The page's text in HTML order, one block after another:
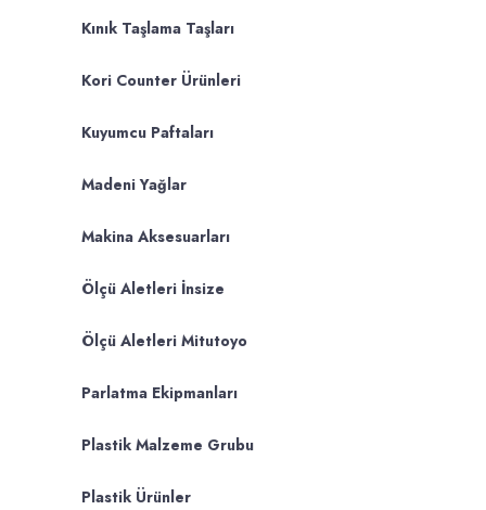
Kınık Taşlama Taşları
Kori Counter Ürünleri
Kuyumcu Paftaları
Madeni Yağlar
Makina Aksesuarları
Ölçü Aletleri İnsize
Ölçü Aletleri Mitutoyo
Parlatma Ekipmanları
Plastik Malzeme Grubu
Plastik Ürünler